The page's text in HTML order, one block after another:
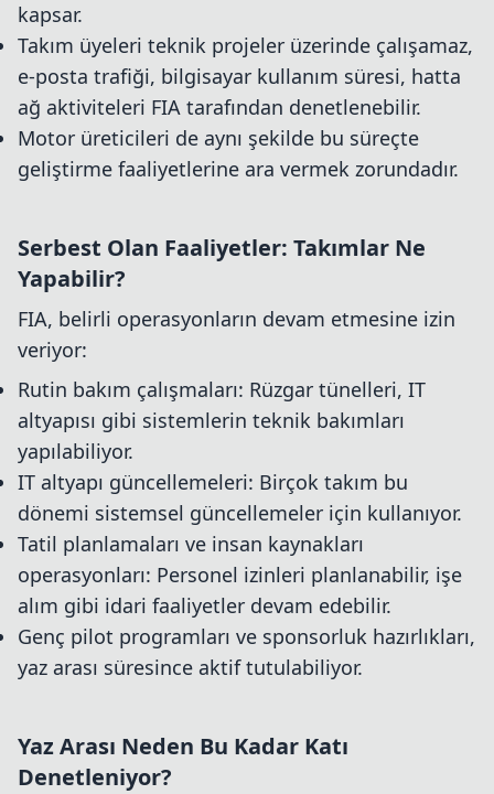
kapsar.
Takım üyeleri teknik projeler üzerinde çalışamaz,
e-posta trafiği, bilgisayar kullanım süresi, hatta
ağ aktiviteleri FIA tarafından denetlenebilir.
Motor üreticileri de aynı şekilde bu süreçte
geliştirme faaliyetlerine ara vermek zorundadır.
Serbest Olan Faaliyetler: Takımlar Ne
Yapabilir?
FIA, belirli operasyonların devam etmesine izin
veriyor:
Rutin bakım çalışmaları: Rüzgar tünelleri, IT
altyapısı gibi sistemlerin teknik bakımları
yapılabiliyor.
IT altyapı güncellemeleri: Birçok takım bu
dönemi sistemsel güncellemeler için kullanıyor.
Tatil planlamaları ve insan kaynakları
operasyonları: Personel izinleri planlanabilir, işe
alım gibi idari faaliyetler devam edebilir.
Genç pilot programları ve sponsorluk hazırlıkları,
yaz arası süresince aktif tutulabiliyor.
Yaz Arası Neden Bu Kadar Katı
Denetleniyor?